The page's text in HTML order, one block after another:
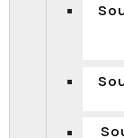
qu'elle
opportun.
documents
des
anonymise